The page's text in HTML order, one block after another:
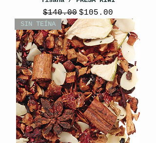
Precio
$140.00 Precio de oferta
$105.00
SIN TEÍNA